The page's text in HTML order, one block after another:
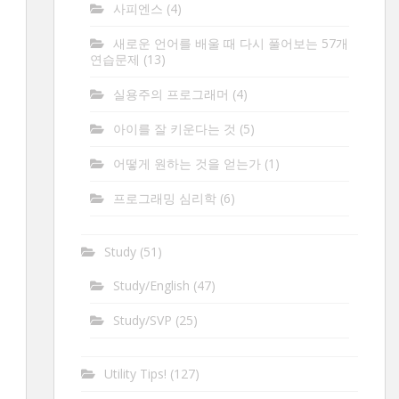
사피엔스 (4)
새로운 언어를 배울 때 다시 풀어보는 57개
연습문제 (13)
실용주의 프로그래머 (4)
아이를 잘 키운다는 것 (5)
어떻게 원하는 것을 얻는가(1)
프로그래밍 심리학(6)
Study(51)
Study/English (47)
Study/SVP (25)
Utility Tips! (127)